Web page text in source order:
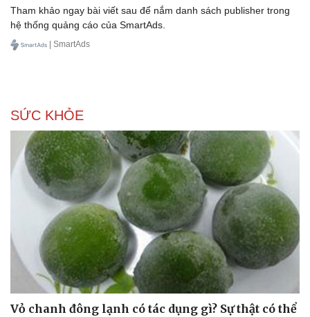
Ăn sạch sống khỏe
Tham khảo ngay bài viết sau để nắm danh sách publisher trong
hệ thống quảng cáo của SmartAds.
| SmartAds
SỨC KHỎE
Vỏ chanh đông lạnh có tác dụng gì? Sự thật có thể